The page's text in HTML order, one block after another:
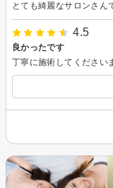
4.5
良かったです